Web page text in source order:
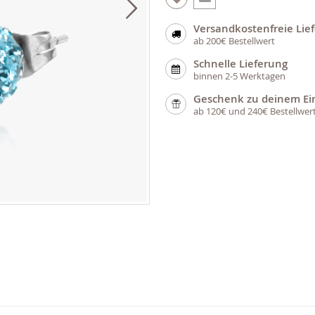
Versandkostenfreie
ab 200€ Bestellwert
Schnelle Lieferung
binnen 2-5 Werktagen
Geschenk zu deinem
ab 120€ und 240€